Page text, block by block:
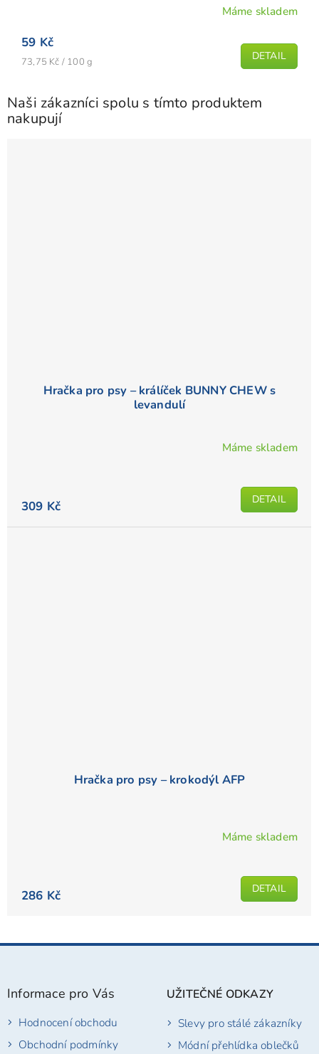
produktu
je
5
hvězdiček.
Máme skladem
59 Kč
Měrná
73,75 Kč / 100 g DETAIL
Naši zákazníci spolu s tímto produktem
nakupují
Hračka pro psy – králíček BUNNY CHEW s
levandulí
Máme skladem
309 Kč DETAIL
Hračka pro psy – krokodýl AFP
Máme skladem
286 Kč DETAIL
Z
Informace pro Vás
Hodnocení obchodu
Obchodní podmínky
UŽITEČNÉ ODKAZY
Slevy pro stálé zákazníky
Módní přehlídka oblečků